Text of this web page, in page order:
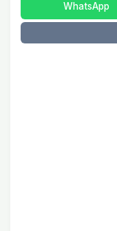
WhatsApp